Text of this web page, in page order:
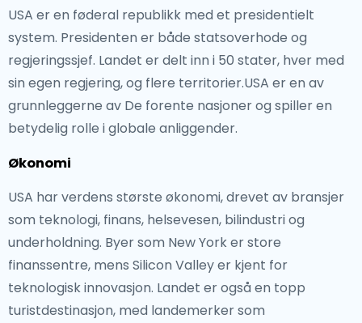
USA er en føderal republikk med et presidentielt
system. Presidenten er både statsoverhode og
regjeringssjef. Landet er delt inn i 50 stater, hver med
sin egen regjering, og flere territorier.USA er en av
grunnleggerne av De forente nasjoner og spiller en
betydelig rolle i globale anliggender.
Økonomi
USA har verdens største økonomi, drevet av bransjer
som teknologi, finans, helsevesen, bilindustri og
underholdning. Byer som New York er store
finanssentre, mens Silicon Valley er kjent for
teknologisk innovasjon. Landet er også en topp
turistdestinasjon, med landemerker som